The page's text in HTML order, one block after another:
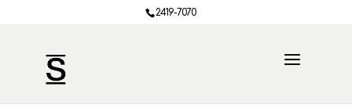
2419-7070